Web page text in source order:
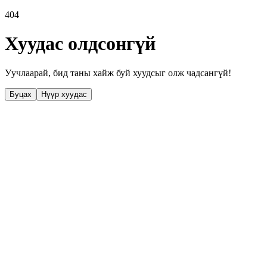
404
Хуудас олдсонгүй
Уучлаарай, бид таны хайж буй хуудсыг олж чадсангүй!
Буцах Нүүр хуудас